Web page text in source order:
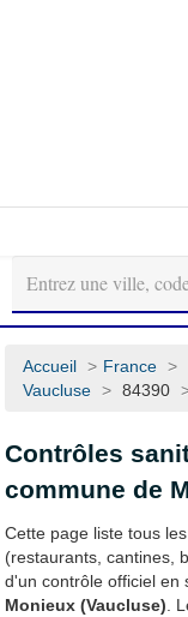
Autour
de
moi
Accueil > France >
Vaucluse > 84390
Contrôles
commune de
Cette page liste tous
(restaurants, cantines,
d'un contrôle officiel
Monieux (Vaucluse) .